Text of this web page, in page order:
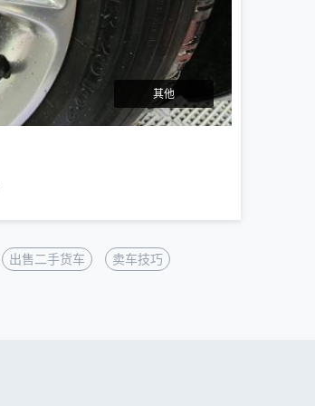
其他
出售二手货车 卖车技巧